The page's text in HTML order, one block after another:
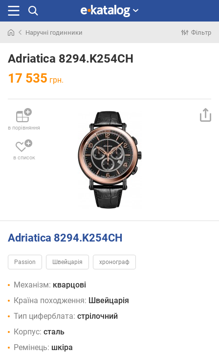
раніше
Наручні годинники Фільтр
Adriatica 8294.K254CH
17 535 грн.
в порівняння
в список
Adriatica 8294.K254CH
Passion Швейцарія хронограф
Механізм: кварцові
Країна походження: Швейцарія
Тип циферблата: стрілочний
Корпус: сталь
Ремінець: шкіра